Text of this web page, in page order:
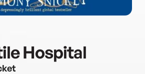
Hospital